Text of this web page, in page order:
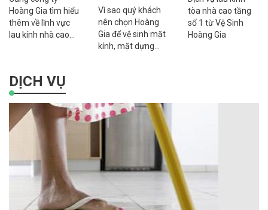
Hoàng Gia tìm hiểu
thêm về lĩnh vực
lau kính nhà cao
Vì sao quý khách
nên chọn Hoàng
Gia để vệ sinh mặt
kính, mặt dựng
tòa nhà cao tầng
số 1 từ Vệ Sinh
Hoàng Gia
DỊCH VỤ